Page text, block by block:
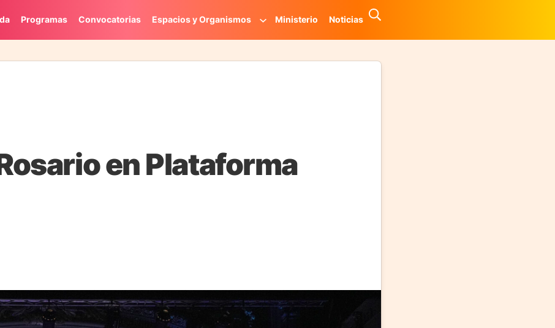
Programas Convocatorias Espacios y Organismos Ministerio Noticias
en Plataforma